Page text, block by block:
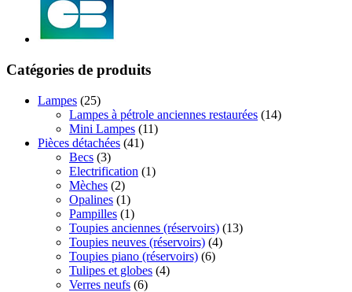
Catégories de produits
Lampes (25)
Lampes à pétrole anciennes restaurées (14)
Mini Lampes (11)
Pièces détachées (41)
Becs (3)
Electrification (1)
Mèches (2)
Opalines (1)
Pampilles (1)
Toupies anciennes (réservoirs) (13)
Toupies neuves (réservoirs) (4)
Toupies piano (réservoirs) (6)
Tulipes et globes (4)
Verres neufs (6)